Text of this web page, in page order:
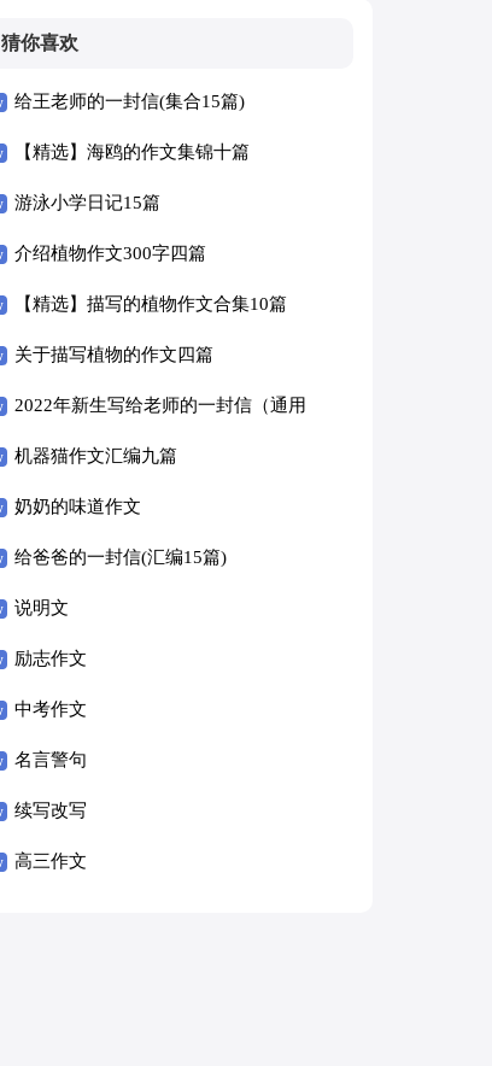
猜你喜欢
给王老师的一封信(集合15篇)
【精选】海鸥的作文集锦十篇
游泳小学日记15篇
介绍植物作文300字四篇
【精选】描写的植物作文合集10篇
关于描写植物的作文四篇
2022年新生写给老师的一封信（通用
8篇）
机器猫作文汇编九篇
奶奶的味道作文
给爸爸的一封信(汇编15篇)
说明文
励志作文
中考作文
名言警句
续写改写
高三作文